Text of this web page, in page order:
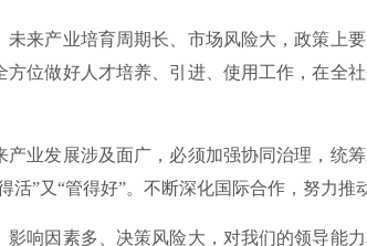
产业培育周期长、市场风险大，政策上
方位做好人才培养、引进、使用工作，在全
发展涉及面广，必须加强协同治理，统筹
活”又“管得好”。不断深化国际合作，努力推
因素多、决策风险大，对我们的领导能